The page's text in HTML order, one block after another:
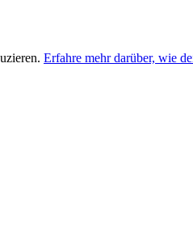
Erfahre mehr darüber, wie